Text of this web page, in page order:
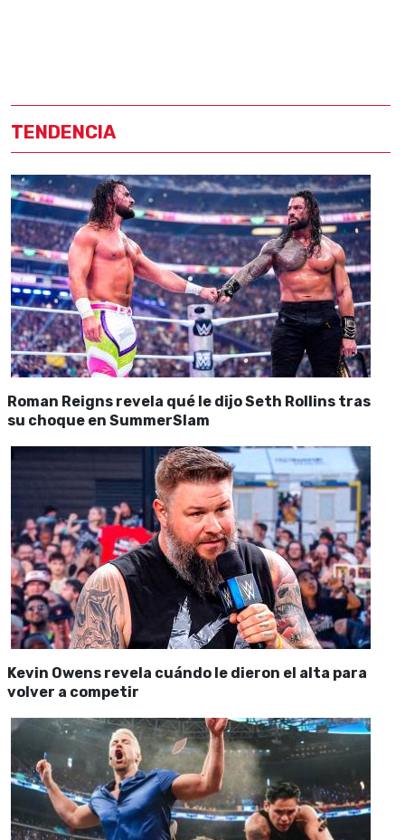
TENDENCIA
Roman Reigns revela qué le dijo Seth Rollins tras
su choque en SummerSlam
Kevin Owens revela cuándo le dieron el alta para
volver a competir